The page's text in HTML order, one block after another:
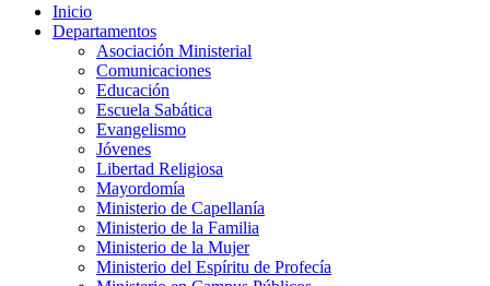
Inicio
Departamentos
Asociación Ministerial
Comunicaciones
Educación
Escuela Sabática
Evangelismo
Jóvenes
Libertad Religiosa
Mayordomía
Ministerio de Capellanía
Ministerio de la Familia
Ministerio de la Mujer
Ministerio del Espíritu de Profecía